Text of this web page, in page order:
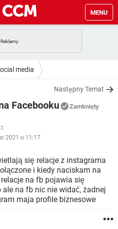
MENU
WHATSAPP
FACEBOOK
TIKTOK
NETFLIX
FACEBOOK
NETFLIX
FACEBOOK
TIKTOK
WHATSAPP
NETFLIX
FACEBOOK
media
Następny Temat
Facebooku Zamknięty
2021 o 11:17
się relacje z instagrama
i kiedy naciskam na
na fb pojawia się
na fb nic nie widać, żadnej
maja profile biznesowe